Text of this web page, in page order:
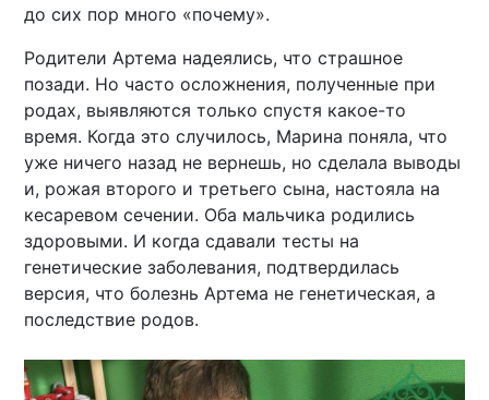
до сих пор много «почему».
Родители Артема надеялись, что страшное
позади. Но часто осложнения, полученные при
родах, выявляются только спустя какое-то
время. Когда это случилось, Марина поняла, что
уже ничего назад не вернешь, но сделала выводы
и, рожая второго и третьего сына, настояла на
кесаревом сечении. Оба мальчика родились
здоровыми. И когда сдавали тесты на
генетические заболевания, подтвердилась
версия, что болезнь Артема не генетическая, а
последствие родов.